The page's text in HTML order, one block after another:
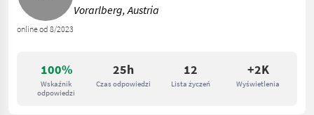
100%
Wskaźnik
odpowiedzi
25h
Czas odpowiedzi
12
Lista życzeń
+2K
Wyświetlenia
online od 8/2023
Vorarlberg, Austria